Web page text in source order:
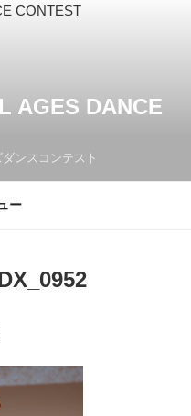
AGES DANCE
ンスコンテスト
ー